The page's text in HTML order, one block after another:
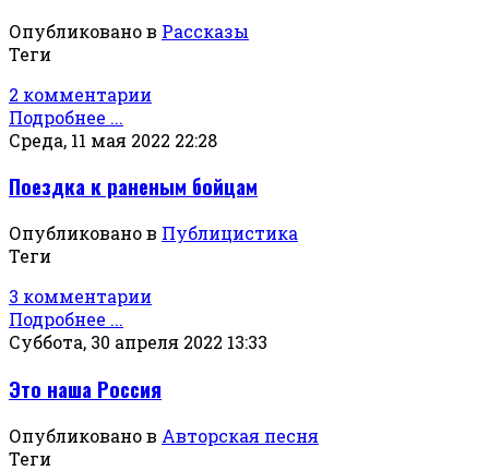
Опубликовано в Рассказы
Теги
2 комментарии
Подробнее ...
Среда, 11 мая 2022 22:28
Поездка к раненым бойцам
Опубликовано в Публицистика
Теги
3 комментарии
Подробнее ...
Суббота, 30 апреля 2022 13:33
Это наша Россия
Опубликовано в Авторская песня
Теги